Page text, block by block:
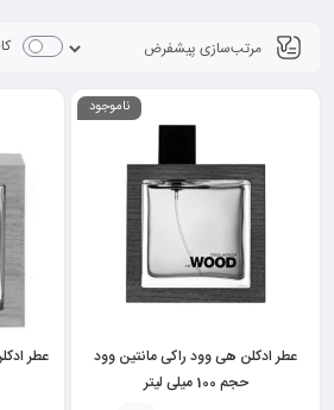
ناموجود
عطر ادکلن هی وود راکی مانتین وود
حجم 100 میلی لیتر